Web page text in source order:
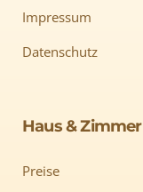
Impressum
Datenschutz
Haus & Zimmer
Preise